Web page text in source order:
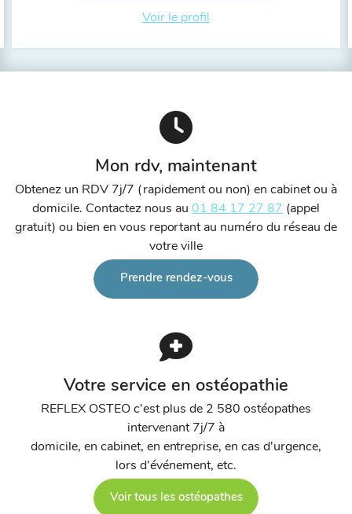
Voir le profil
Mon rdv, maintenant
Obtenez un RDV 7j/7 (rapidement ou non) en cabinet ou à
domicile. Contactez nous au 01 84 17 27 87 (appel
gratuit) ou bien en vous reportant au numéro du réseau de
votre ville
Prendre rendez-vous
Votre service en ostéopathie
REFLEX OSTEO c'est plus de 2 580 ostéopathes
intervenant 7j/7 à
domicile, en cabinet, en entreprise, en cas d'urgence,
lors d'événement, etc.
Voir tous les ostéopathes